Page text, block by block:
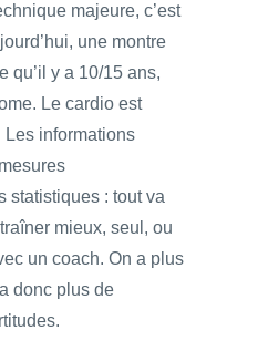
majeure, c’est
une montre
qu’il y a 10/15 ans,
Le cardio est
Les informations
statistiques : tout va
mieux, seul, ou
un coach. On a plus
donc plus de